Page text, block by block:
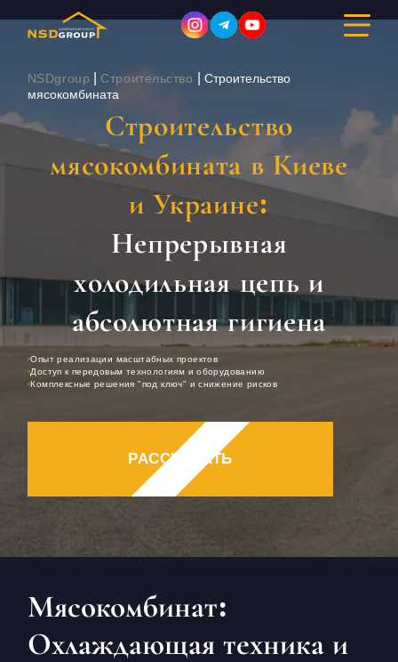
ДИЗАЙН ИНТЕРЬЕРА
РЕМОНТ
СТОИМОСТЬ
О КОМПАНИИ
+380671500551
Заказать звонок сейчас
NSDgroup Строительство
Строительство
мясокомбината
Строительство
мясокомбината в Киеве
и Украине:
Непрерывная
холодильная цепь и
абсолютная гигиена
Опыт реализации масштабных проектов
Доступ к передовым технологиям и оборудованию
Комплексные решения "под ключ" и снижение рисков
РАССЧИТАТЬ
Мясокомбинат:
Охлаждающая техника и